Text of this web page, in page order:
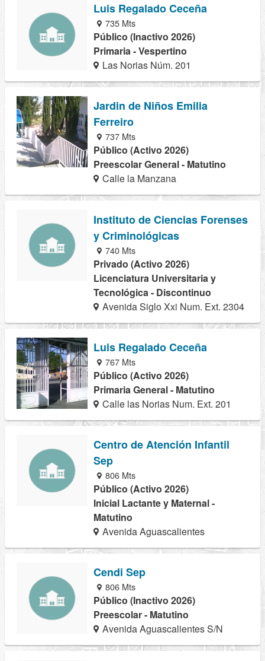
Luis Regalado Ceceña
735 Mts
Público (Inactivo 2026)
Primaria - Vespertino
Las Norias Núm. 201
Jardin de Niños Emilia
Ferreiro
737 Mts
Público (Activo 2026)
Preescolar General - Matutino
Calle la Manzana
Instituto de Ciencias Forenses
y Criminológicas
740 Mts
Privado (Activo 2026)
Licenciatura Universitaria y
Tecnológica - Discontinuo
Avenida Siglo Xxi Num. Ext. 2304
Luis Regalado Ceceña
767 Mts
Público (Activo 2026)
Primaria General - Matutino
Calle las Norias Num. Ext. 201
Centro de Atención Infantil
Sep
806 Mts
Público (Activo 2026)
Inicial Lactante y Maternal -
Matutino
Avenida Aguascalientes
Cendi Sep
806 Mts
Público (Inactivo 2026)
Preescolar - Matutino
Avenida Aguascalientes S/N